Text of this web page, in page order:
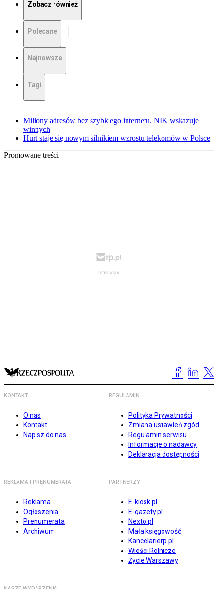
Zobacz również
Polecane
Najnowsze
Tagi
Miliony adresów bez szybkiego internetu. NIK wskazuje
winnych
Hurt staje się nowym silnikiem wzrostu telekomów w Polsce
Promowane treści
KONTAKT
O nas
Kontakt
Napisz do nas
REGULAMIN
Polityka Prywatności
Zmiana ustawień zgód
Regulamin serwisu
Informacje o nadawcy
Deklaracja dostępności
REKLAMA I PRENUMERATA
Reklama
Ogłoszenia
Prenumerata
Archiwum
PARTNERZY
E-kiosk.pl
E-gazety.pl
Nexto.pl
Mała księgowość
Kancelarierp.pl
Wieści Rolnicze
Życie Warszawy